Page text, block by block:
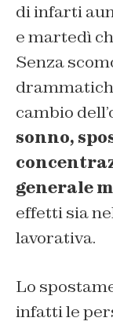
di infarti
e martedì
Senza
cambio
sonno,
generale
effetti sia
lavorativa.
Lo
infatti le